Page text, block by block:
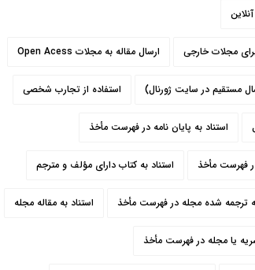
مجلات خارجی ارسال مقاله به مجلات Open Acess
مستقیم در سایت ژورنال) استفاده از تجارب شخصی
استناد به پایان نامه در فهرست مأخذ
فهرست مأخذ استناد به کتاب دارای مؤلف و مترجم
ترجمه شده مجله در فهرست مأخذ استناد به مقاله مجله
یا مجله در فهرست مأخذ